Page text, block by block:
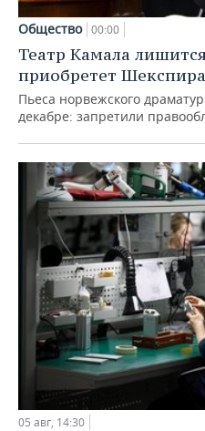
Общество 00:00
Театр Камала
приобретет Шекспира
Пьеса норвежского
декабре: запретили
05 авг, 14:30